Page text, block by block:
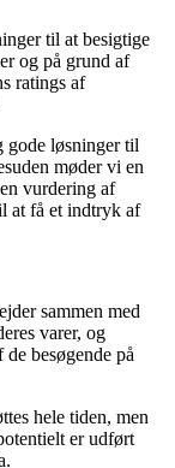
til at besigtige
og på grund af
ratings af
gode løsninger til
møder vi en
vurdering af
at få et indtryk af
sammen med
varer, og
besøgende på
hele tiden, men
er udført